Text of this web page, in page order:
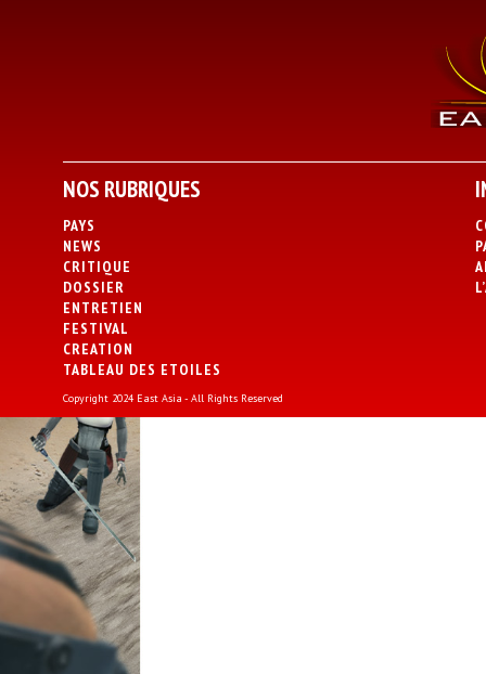
NOS RUBRIQUES
PAYS
NEWS
CRITIQUE
DOSSIER
ENTRETIEN
FESTIVAL
CREATION
TABLEAU DES ETOILES
Copyright 2024 East Asia - All Rights Reserved